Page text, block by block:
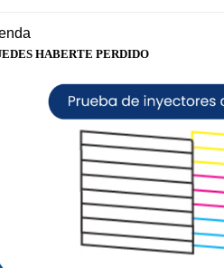
HABERTE PERDIDO